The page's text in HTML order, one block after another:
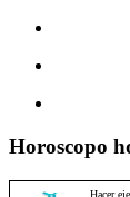
Horoscopo